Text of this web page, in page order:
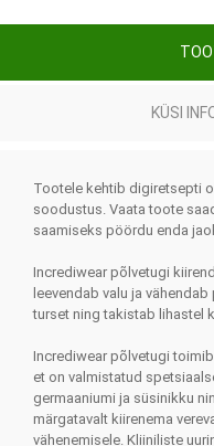
KÜSI
Tootele kehtib digiretsepti
soodustus. Vaata toote
saamiseks pöördu enda
Incrediwear põlvetugi
leevendab valu ja
turset ning takistab lihastel
Incrediwear põlvetugi
et on valmistatud
germaaniumi ja süsinikku
märgatavalt kiirenema
vähenemisele. Kliiniliste